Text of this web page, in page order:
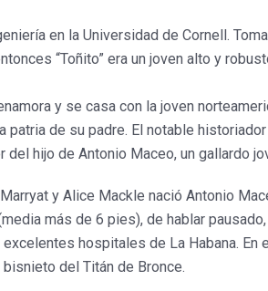
en la Universidad de Cornell.
“Toñito” era un joven alto y
y se casa con la joven
patria de su padre. El notable
del hijo de Antonio Maceo, un gallardo
y Alice Mackle nació Antonio
más de 6 pies), de hablar
hospitales de La Habana.
del Titán de Bronce.